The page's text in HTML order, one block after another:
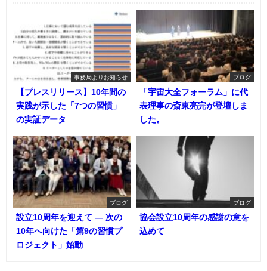
事務局よりお知らせ
【プレスリリース】10年間の
実践が示した「7つの習慣」
の実証データ
ブログ
「宇宙大全フォーラム」に代
表理事の斎東亮完が登壇しま
した。
ブログ
設立10周年を迎えて ― 次の
10年へ向けた「第9の習慣プ
ロジェクト」始動
ブログ
協会設立10周年の感謝の意を
込めて